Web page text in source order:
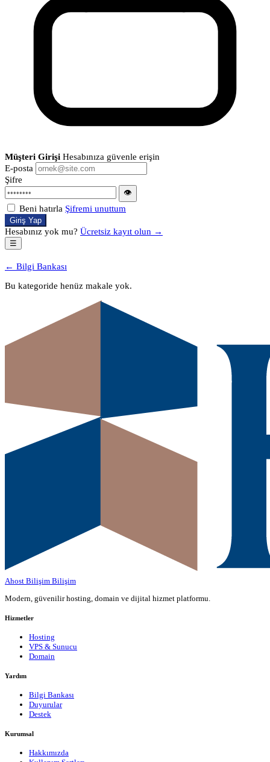
Müşteri Girişi Hesabınıza güvenle erişin
E-posta
Şifre
👁
Beni hatırla Şifremi unuttum
Giriş Yap
Hesabınız yok mu? Ücretsiz kayıt olun →
☰
← Bilgi Bankası
Bu kategoride henüz makale yok.
Ahost Bilişim Bilişim
Modern, güvenilir hosting, domain ve dijital hizmet platformu.
Hizmetler
Hosting
VPS & Sunucu
Domain
Yardım
Bilgi Bankası
Duyurular
Destek
Kurumsal
Hakkımızda